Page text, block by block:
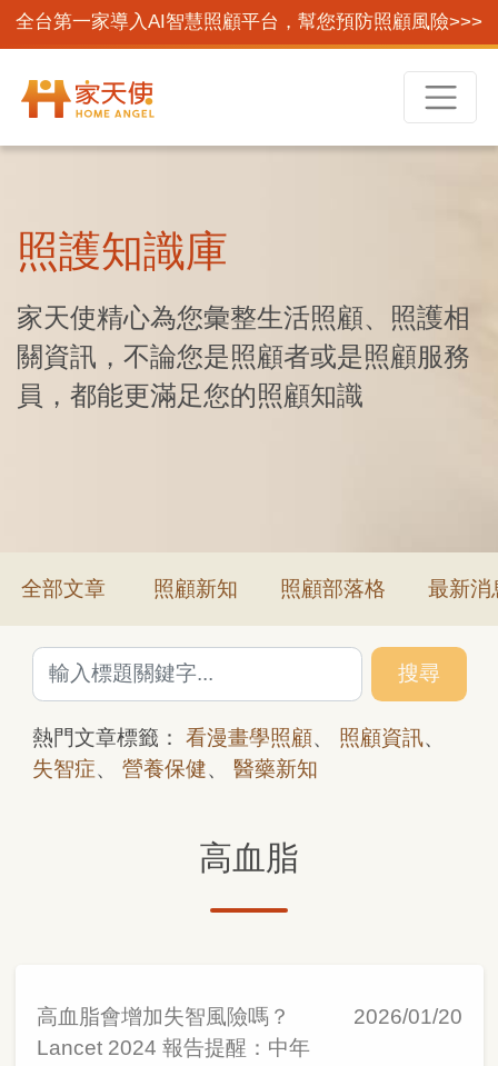
全台第一家導入AI智慧照顧平台，幫您預防照顧風險>>>
照護知識庫
家天使精心為您彙整生活照顧、照護相
關資訊，不論您是照顧者或是照顧服務
員，都能更滿足您的照顧知識
全部文章 照顧新知 照顧部落格 最新消
搜尋
熱門文章標籤： 看漫畫學照顧、 照顧資訊、
失智症、 營養保健、 醫藥新知
高血脂
高血脂會增加失智風險嗎？
Lancet 2024 報告提醒：中年
2026/01/20